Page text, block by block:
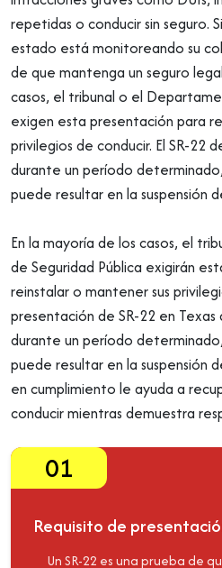
repetidas o conducir sin seguro.
estado está monitoreando su
de que mantenga un seguro
casos, el tribunal o el
exigen esta presentación para
privilegios de conducir. El SR-22
durante un período
puede resultar en la suspensión
En la mayoría de los casos, el
de Seguridad Pública exigirán
reinstalar o mantener sus
presentación de SR-22 en
durante un período
puede resultar en la suspensión
en cumplimiento le ayuda a
conducir mientras demuestra
01
Requisito de
Un SR-22 es una prueba de